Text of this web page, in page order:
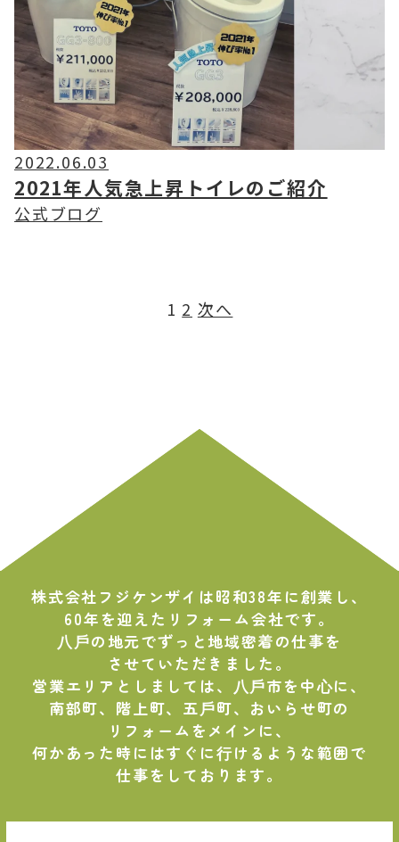
2022.06.03
2021年人気急上昇トイレのご紹介
公式ブログ
り
1 2 次へ
株式会社フジケンザイは昭和38年に創業し、
60年を迎えたリフォーム会社です。
⼋⼾の地元でずっと地域密着の仕事を
させていただきました。
営業エリアとしましては、⼋⼾市を中⼼に、
南部町、階上町、五⼾町、おいらせ町の
リフォームをメインに、
何かあった時にはすぐに⾏けるような範囲で
仕事をしております。